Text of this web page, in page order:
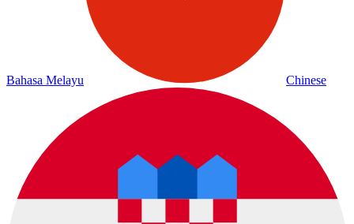
Bahasa Melayu Chinese